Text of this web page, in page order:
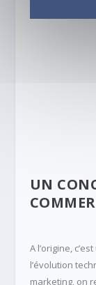
UN
A l’origine,
l’évolution
marketing, on